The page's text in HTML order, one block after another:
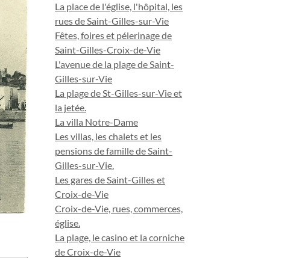
La place de l'église, l'hôpital, les
rues de Saint-Gilles-sur-Vie
Fêtes, foires et pélerinage de
Saint-Gilles-Croix-de-Vie
L'avenue de la plage de Saint-
Gilles-sur-Vie
La plage de St-Gilles-sur-Vie et
la jetée.
La villa Notre-Dame
Les villas, les chalets et les
pensions de famille de Saint-
Gilles-sur-Vie.
Les gares de Saint-Gilles et
Croix-de-Vie
Croix-de-Vie, rues, commerces,
église.
La plage, le casino et la corniche
de Croix-de-Vie